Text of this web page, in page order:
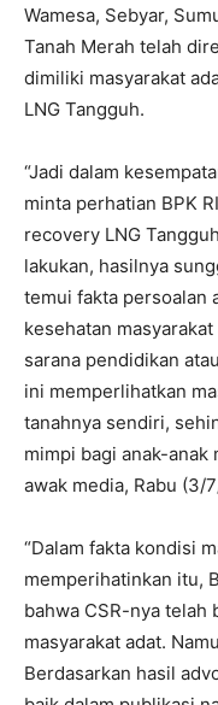
Wamesa, Sebyar,
Tanah Merah telah
dimiliki masyarakat
LNG Tangguh.
“Jadi dalam
minta perhatian BPK
recovery LNG
lakukan, hasilnya
temui fakta persoalan
kesehatan
sarana pendidikan
ini memperlihatkan
tanahnya sendiri,
mimpi bagi anak-anak
awak media, Rabu (3/
“Dalam fakta kondisi
memperihatinkan itu,
bahwa CSR-nya telah
masyarakat adat.
Berdasarkan hasil